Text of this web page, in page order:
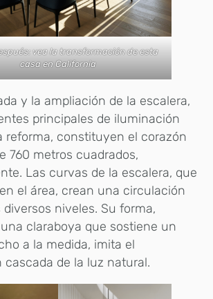
vea la transformación de esta
casa en California
y la ampliación de la escalera,
principales de iluminación
reforma, constituyen el corazón
760 metros cuadrados,
Las curvas de la escalera, que
el área, crean una circulación
niveles. Su forma,
claraboya que sostiene un
a la medida, imita el
de la luz natural.